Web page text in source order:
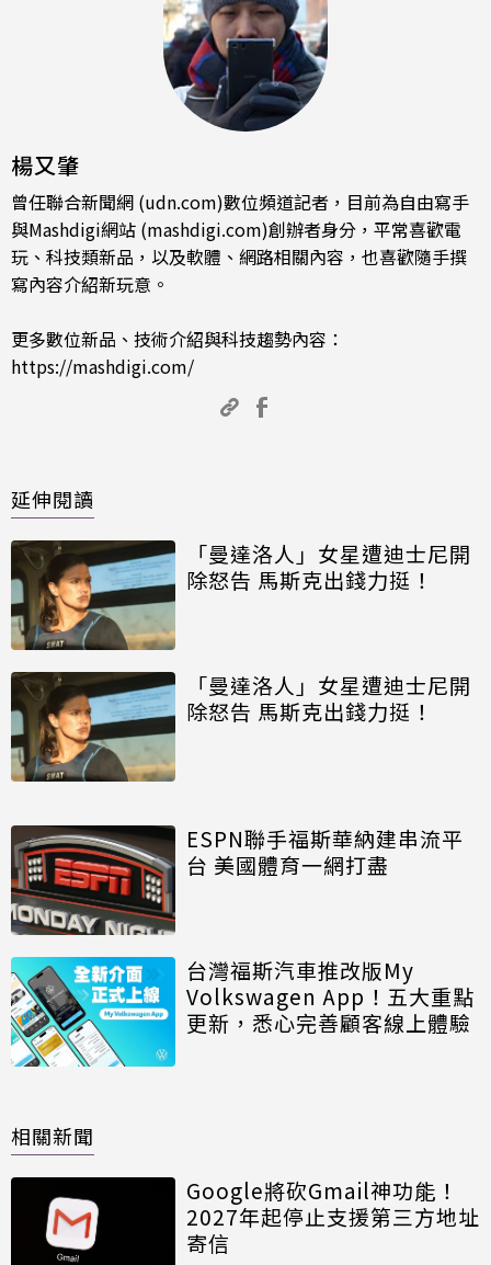
楊又肇
曾任聯合新聞網 (udn.com)數位頻道記者，目前為自由寫手
與Mashdigi網站 (mashdigi.com)創辦者身分，平常喜歡電
玩、科技類新品，以及軟體、網路相關內容，也喜歡隨手撰
寫內容介紹新玩意。
更多數位新品、技術介紹與科技趨勢內容：
https://mashdigi.com/
延伸閱讀
「曼達洛人」女星遭迪士尼開
除怒告 馬斯克出錢力挺！
「曼達洛人」女星遭迪士尼開
除怒告 馬斯克出錢力挺！
ESPN聯手福斯華納建串流平
台 美國體育一網打盡
台灣福斯汽車推改版My
Volkswagen App！五大重點
更新，悉心完善顧客線上體驗
相關新聞
Google將砍Gmail神功能！
2027年起停止支援第三方地址
寄信